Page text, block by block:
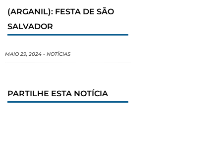
(ARGANIL): FESTA DE SÃO
SALVADOR
MAIO 29, 2024 - NOTÍCIAS
PARTILHE ESTA NOTÍCIA